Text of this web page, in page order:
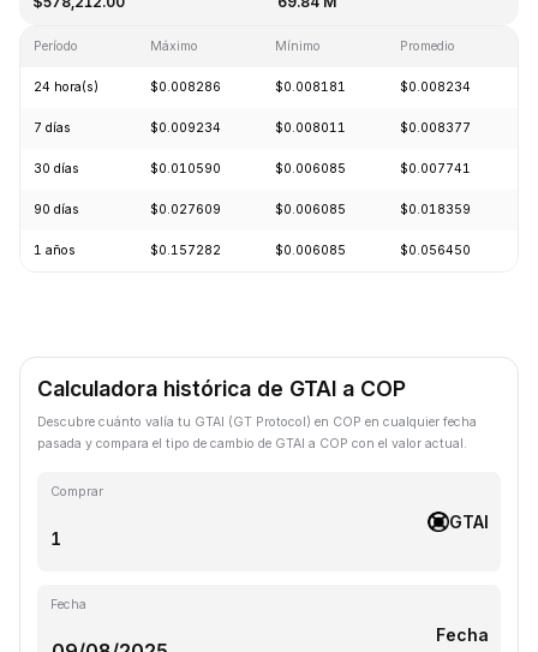
Período Máximo Mínimo Promedio
24 hora(s) $0.008286 $0.008181 $0.008234
7 días $0.009234 $0.008011 $0.008377
30 días $0.010590 $0.006085 $0.007741
90 días $0.027609 $0.006085 $0.018359
1 años $0.157282 $0.006085 $0.056450
Calculadora histórica de GTAI a COP
Descubre cuánto valía tu GTAI (GT Protocol) en COP en cualquier fecha
pasada y compara el tipo de cambio de GTAI a COP con el valor actual.
Comprar
GTAI
Fecha
Fecha